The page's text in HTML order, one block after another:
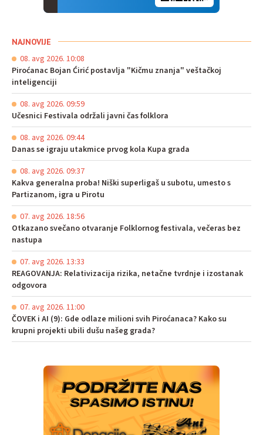
NAJNOVIJE
08. avg 2026. 10:08
Piroćanac Bojan Ćirić postavlja "Kičmu znanja" veštačkoj
inteligenciji
08. avg 2026. 09:59
Učesnici Festivala održali javni čas folklora
08. avg 2026. 09:44
Danas se igraju utakmice prvog kola Kupa grada
08. avg 2026. 09:37
Kakva generalna proba! Niški superligaš u subotu, umesto s
Partizanom, igra u Pirotu
07. avg 2026. 18:56
Otkazano svečano otvaranje Folklornog festivala, večeras bez
nastupa
07. avg 2026. 13:33
REAGOVANJA: Relativizacija rizika, netačne tvrdnje i izostanak
odgovora
07. avg 2026. 11:00
ČOVEK i AI (9): Gde odlaze milioni svih Piroćanaca? Kako su
krupni projekti ubili dušu našeg grada?